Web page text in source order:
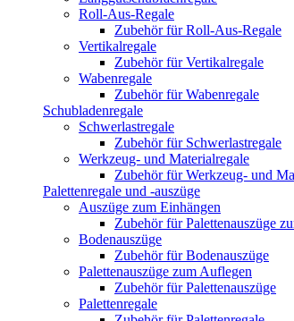
Roll-Aus-Regale
Zubehör für Roll-Aus-Regale
Vertikalregale
Zubehör für Vertikalregale
Wabenregale
Zubehör für Wabenregale
Schubladenregale
Schwerlastregale
Zubehör für Schwerlastregale
Werkzeug- und Materialregale
Zubehör für Werkzeug- und
Palettenregale und -auszüge
Auszüge zum Einhängen
Zubehör für Palettenauszüge
Bodenauszüge
Zubehör für Bodenauszüge
Palettenauszüge zum Auflegen
Zubehör für Palettenauszüge
Palettenregale